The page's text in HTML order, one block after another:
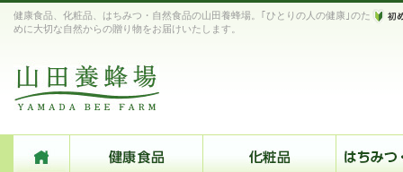
健康食品、化粧品、はちみつ・自然食品の山田養蜂場。｢ひとりの人の健康｣のた
めに大切な自然からの贈り物をお届けいたします。